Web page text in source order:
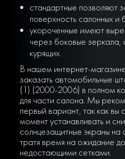
стандартные позволяют
поверхность салонных и
укороченные имеют
через боковые зеркала,
курящих.
В нашем интернет-
заказать автомобильные
(1) (2000-2006) в полном
для части салона. Мы
первый вариант, так как
момент устанавливать и
солнцезащитные экраны
тратя время на ожидание
недостающими сетками.